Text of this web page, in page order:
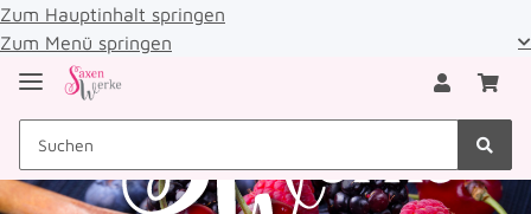
Zum Hauptinhalt springen
Zum Menü springen